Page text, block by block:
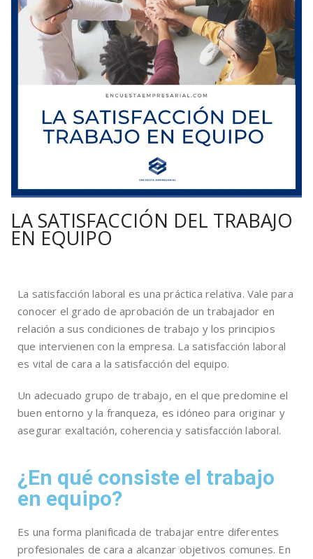
LA SATISFACCIÓN DEL TRABAJO
EN EQUIPO
La satisfacción laboral es una práctica relativa. Vale para
conocer el grado de aprobación de un trabajador en
relación a sus condiciones de trabajo y los principios
que intervienen con la empresa. La satisfacción laboral
es vital de cara a la satisfacción del equipo.
Un adecuado grupo de trabajo, en el que predomine el
buen entorno y la franqueza, es idóneo para originar y
asegurar exaltación, coherencia y satisfacción laboral.
¿En qué consiste el trabajo
en equipo?
Es una forma planificada de trabajar entre diferentes
profesionales de cara a alcanzar objetivos comunes. En